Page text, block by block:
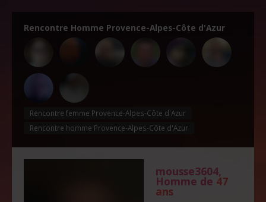
Rencontre Homme Provence-Alpes-Côte d'Azur
Rencontre femme Provence-Alpes-Côte d'Azur
Rencontre homme Provence-Alpes-Côte d'Azur
mousse3604,
Homme de 47
ans